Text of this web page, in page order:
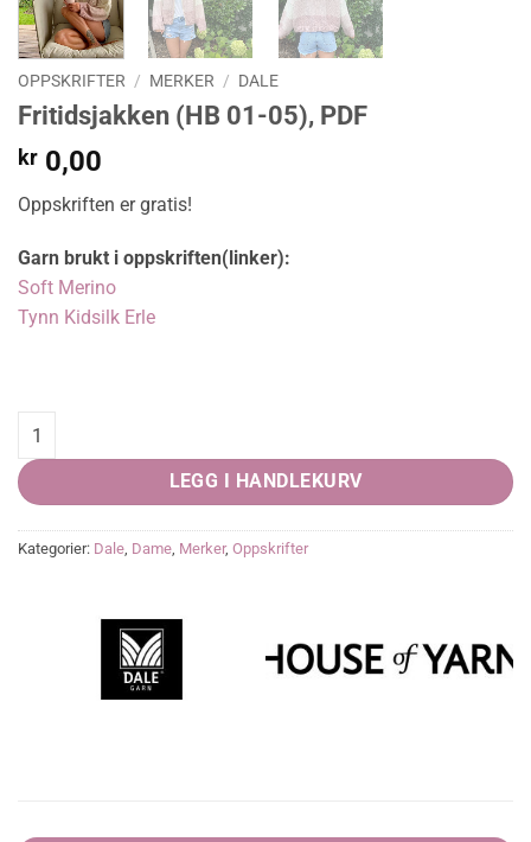
OPPSKRIFTER / MERKER / DALE
Fritidsjakken (HB 01-05), PDF
kr 0,00
Oppskriften er gratis!
Garn brukt i oppskriften(linker):
Soft Merino
Tynn Kidsilk Erle
Fritidsjakken (HB 01-05), PDF quantity
LEGG I HANDLEKURV
Kategorier: Dale Dame Merker, Oppskrifter